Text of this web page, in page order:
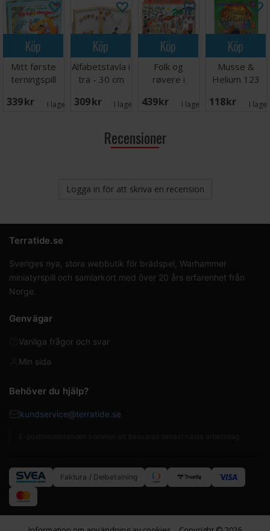
Köp
Mitt første
terningspill
339 SEK I lager: 1
Köp
Alfabetstavla i
trä - 30 cm
309 SEK I lager: 7
Köp
Folk og
røvere i
By Spill
439 SEK I lager:
Köp
Musse &
Helium 123
118 SEK I
Recensioner
Logga in för att skriva en recension
Terratide.se
Sveriges nya, stora webbutik för brädspel, Warhammer
miniatyrspill och samlarkort med över 20 års erfarenhet från
Norge.
Genvägar
Vanliga frågor och svar
Min sida
Behöver du hjälp?
kundservice@terratide.se
Faktura / Delbetalning